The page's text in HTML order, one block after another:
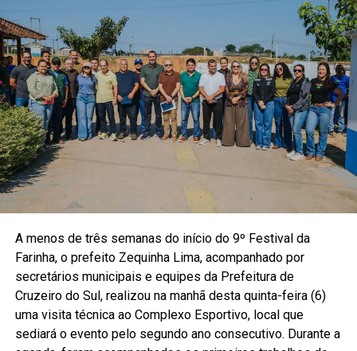
A menos de três semanas do início do 9º Festival da
Farinha, o prefeito Zequinha Lima, acompanhado por
secretários municipais e equipes da Prefeitura de
Cruzeiro do Sul, realizou na manhã desta quinta-feira (6)
uma visita técnica ao Complexo Esportivo, local que
sediará o evento pelo segundo ano consecutivo. Durante a